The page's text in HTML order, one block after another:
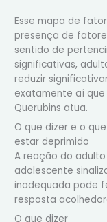
Esse mapa de
presença de
sentido de
significativas,
reduzir
exatamente aí
Querubins atua.
O que dizer e o
estar deprimido
A reação do
adolescente
inadequada pode
resposta
O que dizer